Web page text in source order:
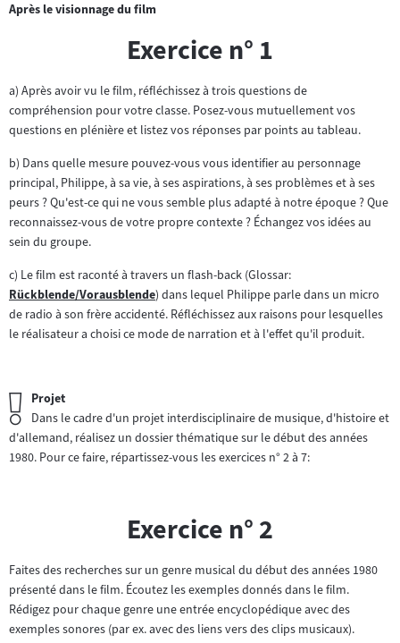
Après le visionnage du film
Exercice n° 1
a) Après avoir vu le film, réfléchissez à trois questions de
compréhension pour votre classe. Posez-vous mutuellement vos
questions en plénière et listez vos réponses par points au tableau.
b) Dans quelle mesure pouvez-vous vous identifier au personnage
principal, Philippe, à sa vie, à ses aspirations, à ses problèmes et à ses
peurs ? Qu'est-ce qui ne vous semble plus adapté à notre époque ? Que
reconnaissez-vous de votre propre contexte ? Échangez vos idées au
sein du groupe.
c) Le film est raconté à travers un flash-back (Glossar:
Zum
Inhalt:
Rückblende/Vorausblende) dans lequel Philippe parle dans un micro
de radio à son frère accidenté. Réfléchissez aux raisons pour lesquelles
le réalisateur a choisi ce mode de narration et à l'effet qu'il produit.
Wichtiger
Hinweis:
Projet
Dans le cadre d'un projet interdisciplinaire de musique, d'histoire et
d'allemand, réalisez un dossier thématique sur le début des années
1980. Pour ce faire, répartissez-vous les exercices n° 2 à 7:
Exercice n° 2
Faites des recherches sur un genre musical du début des années 1980
présenté dans le film. Écoutez les exemples donnés dans le film.
Rédigez pour chaque genre une entrée encyclopédique avec des
exemples sonores (par ex. avec des liens vers des clips musicaux).